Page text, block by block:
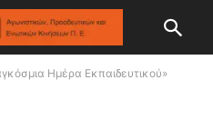
Ημέρα Εκπαιδευτικού»